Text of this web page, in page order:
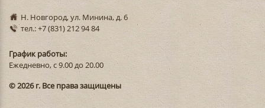
Н. Новгород, ул. Минина, д. 6
тел.: +7 (831) 212 94 84
График работы:
Ежедневно, с 9.00 до 20.00
© 2026 г. Все права защищены